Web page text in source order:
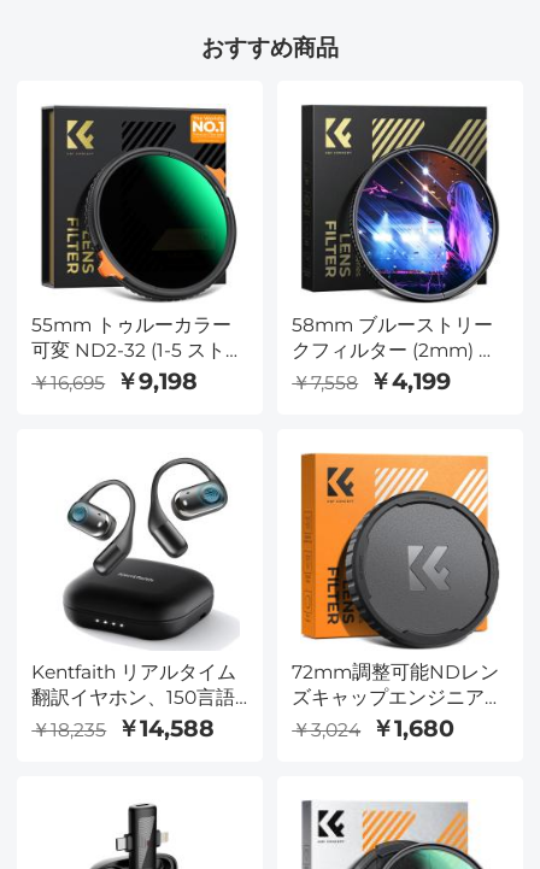
御光学ガラスフィルター
おすすめ商品
55mm トゥルーカラー
可変 ND2-32 (1-5 ストッ
プ) と CPL 円偏光レンズ
フィルター 2 in 1 カメラ
￥16,695 ￥9,198
58mm ブルーストリー
クフィルター (2mm) 光
学ガラス 超透明 防水 傷
防止 反射防止 グリーン
ズ
￥7,558 ￥4,199
Kentfaith リアルタイム
翻訳イヤホン、150言語/
アクセント対応、無料オ
フラインサポート、ビデ
プンイヤースタイル、旅
行・仕事・学習に、
Kentfaith
￥18,235 ￥14,588
72mm調整可能NDレン
ズキャップエンジニアリ
ング素材+ TPU素材、カ
ラーボックスパッケージ
￥3,024 ￥1,680